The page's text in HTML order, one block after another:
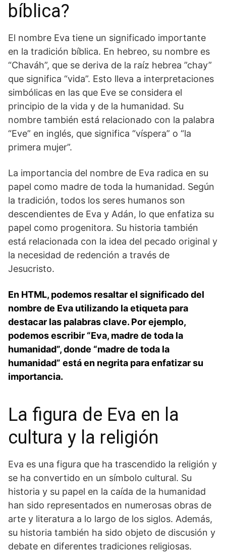
bíblica?
El nombre⁤ Eva‍ tiene un significado importante
en la tradición bíblica. En hebreo, su nombre es
“Chaváh”, que se deriva de la raíz hebrea ​”chay”
que significa “vida”. Esto ⁢lleva a interpretaciones
simbólicas en las‌ que Eve se considera el
principio de la vida y de la humanidad. Su ​
nombre también está relacionado con la palabra
“Eve” en inglés, que significa “víspera” o “la
primera mujer”.
La importancia ‍del nombre de Eva‌ radica en su
papel ​como madre de toda la humanidad. Según
la tradición, todos los seres humanos son
descendientes de Eva y Adán, lo que⁤ enfatiza su
papel como ​progenitora. Su historia también
está relacionada con la idea del pecado original y
la necesidad de redención a través de
Jesucristo.
En HTML, podemos resaltar el significado del
nombre de Eva utilizando la etiqueta para
destacar las palabras clave. Por ejemplo,
podemos escribir “Eva, madre de toda la
humanidad”, donde “madre de toda la
humanidad” está en negrita para enfatizar su
importancia.
La figura de Eva en la
cultura y la religión
Eva es una figura que ha trascendido la religión⁣ y
se ha convertido en un símbolo cultural. Su
historia ‍y su papel en la caída de la humanidad
han sido representados en numerosas obras de
⁢arte y literatura a lo largo de los siglos. Además,
su historia también ha sido objeto de discusión​ y
debate en diferentes tradiciones religiosas.